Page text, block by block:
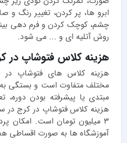
ابرو ها، پر کردن، تغییر رنگ و
چشم، کوچک کردن و فرم دهی
روش آتلیه ای و ... می شود.
هزینه کلاس فتوشاپ در
هزینه کلاس های فتوشاپ در
مختلف متفاوت است و بستگی به
مبتدی یا پیشرفته بودن
3 میلیون تومان است. امکان
آموزشگاه ها به صورت اقساطی